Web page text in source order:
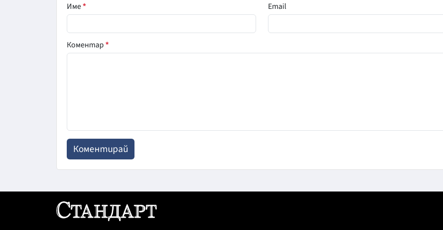
Име* Email
Коментар*